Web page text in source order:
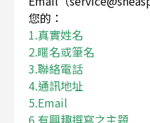
您的：
1.真實姓名
2.暱名或筆名
3.聯絡電話
4.通訊地址
5.Email
6.有興趣撰寫之主題